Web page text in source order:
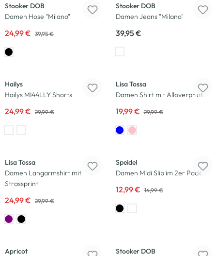
Stooker DOB
Damen Hose "Milano"
24,99 € 39,95 €
Stooker DOB
Damen Jeans "Milano"
39,95 €
Hailys
Hailys MI44LLY Shorts
24,99 € 29,99 €
Lisa Tossa
Damen Shirt mit Alloverprint
19,99 € 29,99 €
Lisa Tossa
Damen Langarmshirt mit
Strassprint
24,99 € 29,99 €
Speidel
Damen Midi Slip im 2er Pack
12,99 € 14,99 €
Apricot
Stooker DOB